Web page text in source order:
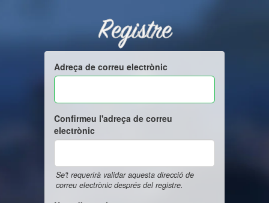
Registre
Adreça de correu electrònic
Confirmeu l'adreça de correu
electrònic
Se't requerirà validar aquesta direcció de
correu electrònic després del registre.